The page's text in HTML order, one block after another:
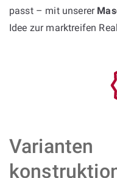
passt – mit unserer
Idee zur marktreifen
Varianten